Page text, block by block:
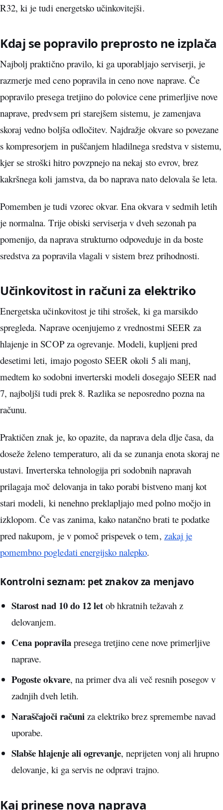
R32, ki je tudi energetsko učinkovitejši.
Kdaj se popravilo preprosto ne izplača
Najbolj praktično pravilo, ki ga uporabljajo serviserji, je
razmerje med ceno popravila in ceno nove naprave. Če
popravilo presega tretjino do polovice cene primerljive nove
naprave, predvsem pri starejšem sistemu, je zamenjava
skoraj vedno boljša odločitev. Najdražje okvare so povezane
s kompresorjem in puščanjem hladilnega sredstva v sistemu,
kjer se stroški hitro povzpnejo na nekaj sto evrov, brez
kakršnega koli jamstva, da bo naprava nato delovala še leta.
Pomemben je tudi vzorec okvar. Ena okvara v sedmih letih
je normalna. Trije obiski serviserja v dveh sezonah pa
pomenijo, da naprava strukturno odpoveduje in da boste
sredstva za popravila vlagali v sistem brez prihodnosti.
Učinkovitost in računi za elektriko
Energetska učinkovitost je tihi strošek, ki ga marsikdo
spregleda. Naprave ocenjujemo z vrednostmi SEER za
hlajenje in SCOP za ogrevanje. Modeli, kupljeni pred
desetimi leti, imajo pogosto SEER okoli 5 ali manj,
medtem ko sodobni inverterski modeli dosegajo SEER nad
7, najboljši tudi prek 8. Razlika se neposredno pozna na
računu.
Praktičen znak je, ko opazite, da naprava dela dlje časa, da
doseže želeno temperaturo, ali da se zunanja enota skoraj ne
ustavi. Inverterska tehnologija pri sodobnih napravah
prilagaja moč delovanja in tako porabi bistveno manj kot
stari modeli, ki nenehno preklapljajo med polno močjo in
izklopom. Če vas zanima, kako natančno brati te podatke
pred nakupom, je v pomoč prispevek o tem, zakaj je
pomembno pogledati energijsko nalepko.
Kontrolni seznam: pet znakov za menjavo
Starost nad 10 do 12 let ob hkratnih težavah z
delovanjem.
Cena popravilapresega tretjino cene nove primerljive
naprave.
Pogoste okvare, na primer dva ali več resnih posegov v
zadnjih dveh letih.
Naraščajoči računiza elektriko brez spremembe navad
uporabe.
Slabše hlajenje ali ogrevanje, neprijeten vonj ali hrupno
delovanje, ki ga servis ne odpravi trajno.
Kaj prinese nova naprava